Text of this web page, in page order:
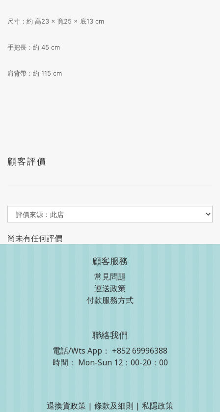
尺寸：約 高23 × 寬25 × 底13 cm
手把長：約 45 cm
肩背帶：約 115 cm
顧客評價
尚未有任何評價
顧客服務
常見問題
運送政策
付款服務方式
聯絡我們
電話/Wts App： +852 69996388
時間： Mon-Sun 12：00-20：00
退換貨政策 | 條款及細則 | 私隱政策